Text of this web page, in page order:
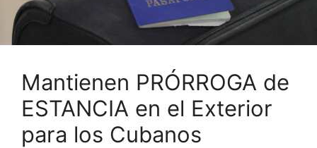
Mantienen PRÓRROGA de
ESTANCIA en el Exterior
para los Cubanos